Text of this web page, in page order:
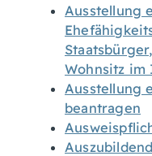
Ausstellung
Wohnsitz im
Ausstellung
beantragen